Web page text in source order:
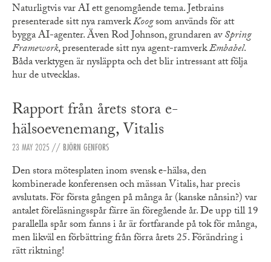
Naturligtvis var AI ett genomgående tema. Jetbrains
presenterade sitt nya ramverkKoogsom används för att
bygga AI-agenter. Även Rod Johnson, grundaren avSpring
Framework, presenterade sitt nya agent-ramverkEmbabel.
Båda verktygen är nysläppta och det blir intressant att följa
hur de utvecklas.
Rapport från årets stora e-
hälsoevenemang, Vitalis
23 MAY 2025 // BJÖRN GENFORS
Den stora mötesplaten inom svensk e-hälsa, den
kombinerade konferensen och mässan Vitalis, har precis
avslutats. För första gången på många år (kanske nånsin?) var
antalet föreläsningsspår färre än föregående år. De upp till 19
parallella spår som fanns i år är fortfarande på tok för många,
men likväl en förbättring från förra årets 25. Förändring i
rätt riktning!